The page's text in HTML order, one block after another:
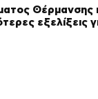
Θέρμανσης
εξελίξεις